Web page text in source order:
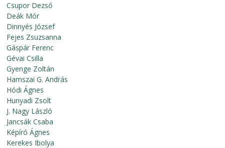
Csupor Dezső
Deák Mór
Dinnyés József
Fejes Zsuzsanna
Gáspár Ferenc
Gévai Csilla
Gyenge Zoltán
Hamszai G. András
Hódi Ágnes
Hunyadi Zsolt
J. Nagy László
Jancsák Csaba
Képíró Ágnes
Kerekes Ibolya